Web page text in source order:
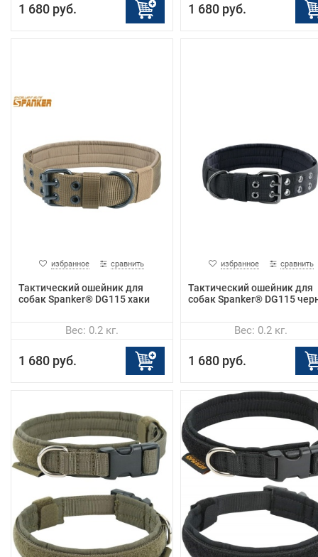
1 680 руб. 1 680 руб.
избранное сравнить
Тактический ошейник для
собак Spanker® DG115 хаки
Вес: 0.2 кг.
1 680 руб.
избранное сравнить
Тактический ошейник для
собак Spanker® DG115
Вес: 0.2 кг.
1 680 руб.